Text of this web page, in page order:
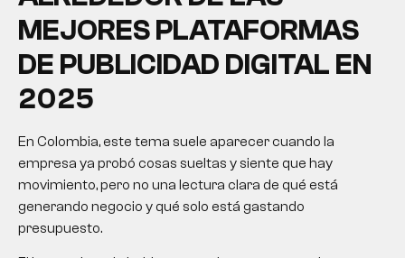
MEJORES PLATAFORMAS
DE PUBLICIDAD DIGITAL EN
2025
En Colombia, este tema suele aparecer cuando la
empresa ya probó cosas sueltas y siente que hay
movimiento, pero no una lectura clara de qué está
generando negocio y qué solo está gastando
presupuesto.